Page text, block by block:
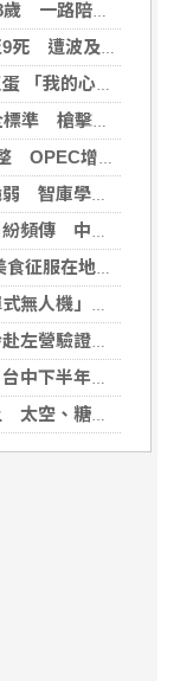
伴兒子闖蕩足壇
及12歲女童不治
寶貝」思念爸爸
全國加強心理篩檢
增產國際油價跌
建立歐盟統一方案
泰使館籲文明守法
服在地味蕾
火力圍剿敵軍
海巡平戰轉換
開跑邀全民動起來
咖啡到採果一次玩